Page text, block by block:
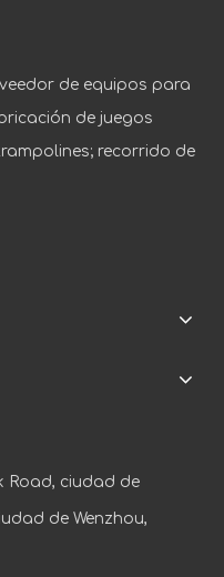
de equipos para
de juegos
recorrido de
Road, ciudad de
de Wenzhou,